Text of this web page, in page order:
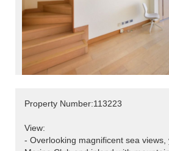
Property Number:113223
View:
- Overlooking magnificent sea views,